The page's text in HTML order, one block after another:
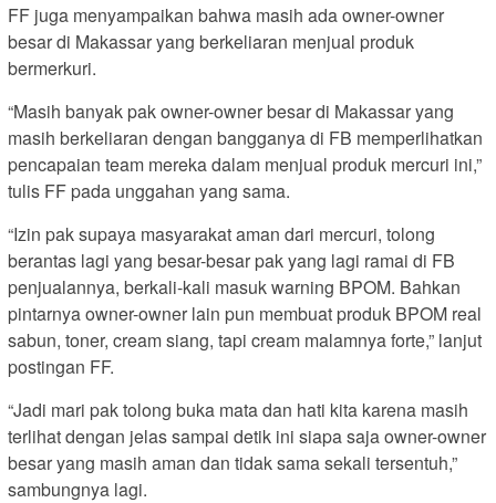
FF juga menyampaikan bahwa masih ada owner-owner
besar di Makassar yang berkeliaran menjual produk
bermerkuri.
“Masih banyak pak owner-owner besar di Makassar yang
masih berkeliaran dengan bangganya di FB memperlihatkan
pencapaian team mereka dalam menjual produk mercuri ini,”
tulis FF pada unggahan yang sama.
“Izin pak supaya masyarakat aman dari mercuri, tolong
berantas lagi yang besar-besar pak yang lagi ramai di FB
penjualannya, berkali-kali masuk warning BPOM. Bahkan
pintarnya owner-owner lain pun membuat produk BPOM real
sabun, toner, cream siang, tapi cream malamnya forte,” lanjut
postingan FF.
“Jadi mari pak tolong buka mata dan hati kita karena masih
terlihat dengan jelas sampai detik ini siapa saja owner-owner
besar yang masih aman dan tidak sama sekali tersentuh,”
sambungnya lagi.